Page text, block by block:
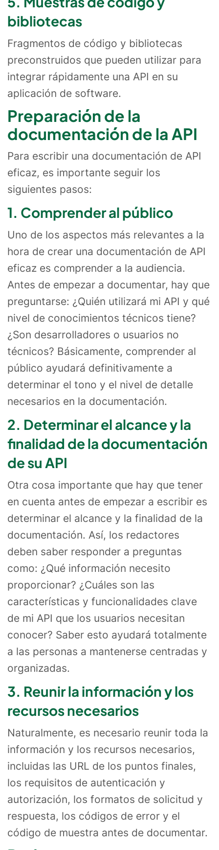
bibliotecas
Fragmentos de código y bibliotecas
preconstruidos que pueden utilizar para
integrar rápidamente una API en su
aplicación de software.
Preparación de la
documentación de la API
Para escribir una documentación de API
eficaz, es importante seguir los
siguientes pasos:
1. Comprender al público
Uno de los aspectos más relevantes a la
hora de crear una documentación de API
eficaz es comprender a la audiencia.
Antes de empezar a documentar, hay que
preguntarse: ¿Quién utilizará mi API y qué
nivel de conocimientos técnicos tiene?
¿Son desarrolladores o usuarios no
técnicos? Básicamente, comprender al
público ayudará definitivamente a
determinar el tono y el nivel de detalle
necesarios en la documentación.
2. Determinar el alcance y la
finalidad de la documentación
de su API
Otra cosa importante que hay que tener
en cuenta antes de empezar a escribir es
determinar el alcance y la finalidad de la
documentación. Así, los redactores
deben saber responder a preguntas
como: ¿Qué información necesito
proporcionar? ¿Cuáles son las
características y funcionalidades clave
de mi API que los usuarios necesitan
conocer? Saber esto ayudará totalmente
a las personas a mantenerse centradas y
organizadas.
3. Reunir la información y los
recursos necesarios
Naturalmente, es necesario reunir toda la
información y los recursos necesarios,
incluidas las URL de los puntos finales,
los requisitos de autenticación y
autorización, los formatos de solicitud y
respuesta, los códigos de error y el
código de muestra antes de documentar.